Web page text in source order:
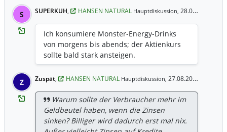
S SUPERKUH, HANSEN NATURAL Hauptdiskussion, 28.08.2024 13:17 Uhr
Ich konsumiere Monster-Energy-Drinks
von morgens bis abends; der Aktienkurs
sollte bald stark ansteigen.
Z Zuspät, HANSEN NATURAL Hauptdiskussion, 27.08.2024 19:10 Uhr
Warum sollte der Verbraucher mehr im
Geldbeutel haben, wenn die Zinsen
sinken? Billiger wird dadurch erst mal nix.